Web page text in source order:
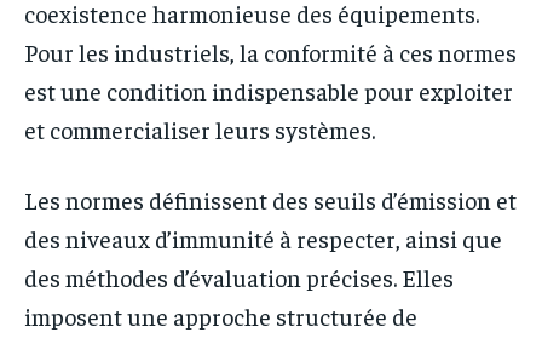
coexistence harmonieuse des équipements.
Pour les industriels, la conformité à ces normes
est une condition indispensable pour exploiter
et commercialiser leurs systèmes.
Les normes définissent des seuils d’émission et
des niveaux d’immunité à respecter, ainsi que
des méthodes d’évaluation précises. Elles
imposent une approche structurée de